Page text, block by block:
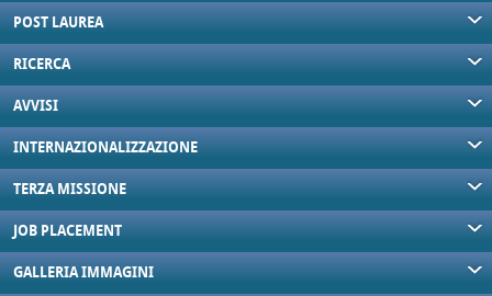
POST LAUREA
RICERCA
AVVISI
INTERNAZIONALIZZAZIONE
TERZA MISSIONE
JOB PLACEMENT
GALLERIA IMMAGINI